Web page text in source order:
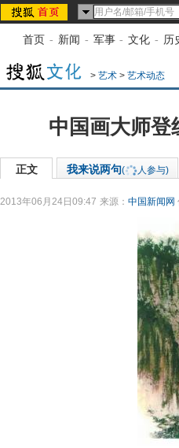
首页 - 新闻 - 军事 - 文化 - 历
> 艺术 > 艺术动态
中国画大师登
正文 我来说两句( 人参与)
2013年06月24日09:47 来源： 中国新闻网